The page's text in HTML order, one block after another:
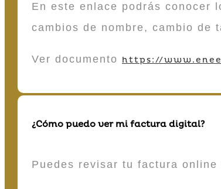
En este enlace podrás
cambios de nombre, cambio de
Ver documento https://
¿Cómo puedo ver mi factura digital?
Puedes revisar tu factura